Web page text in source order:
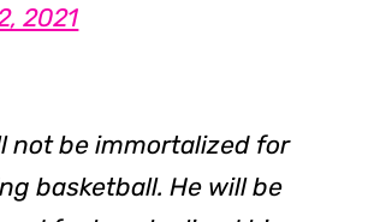
2021
not be immortalized for
basketball. He will be